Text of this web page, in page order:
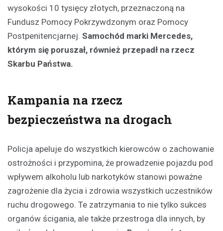
wysokości 10 tysięcy złotych, przeznaczoną na
Fundusz Pomocy Pokrzywdzonym oraz Pomocy
Postpenitencjarnej. Samochód marki Mercedes,
którym się poruszał, również przepadł na rzecz
Skarbu Państwa.
Kampania na rzecz
bezpieczeństwa na drogach
Policja apeluje do wszystkich kierowców o zachowanie
ostrożności i przypomina, że prowadzenie pojazdu pod
wpływem alkoholu lub narkotyków stanowi poważne
zagrożenie dla życia i zdrowia wszystkich uczestników
ruchu drogowego. Te zatrzymania to nie tylko sukces
organów ścigania, ale także przestroga dla innych, by